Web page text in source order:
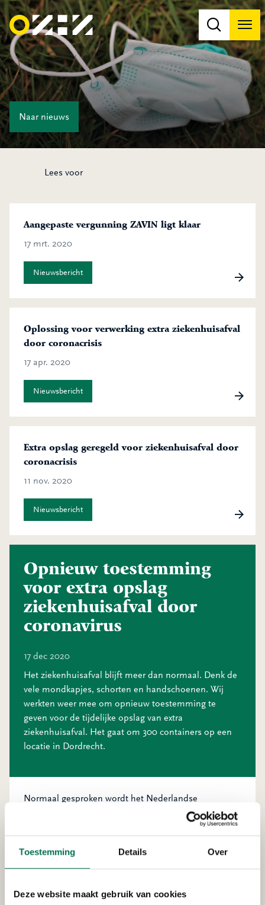
Toestemming Details Over
Deze website maakt gebruik van cookies
Naar nieuws
Lees voor
Aangepaste vergunning ZAVIN ligt klaar
17 mrt. 2020
Nieuwsbericht
Oplossing voor verwerking extra ziekenhuisafval
door coronacrisis
17 apr. 2020
Nieuwsbericht
Extra opslag geregeld voor ziekenhuisafval door
coronacrisis
11 nov. 2020
Nieuwsbericht
Opnieuw toestemming
voor extra opslag
ziekenhuisafval door
coronavirus
17 dec 2020
Het ziekenhuisafval blijft meer dan normaal. Denk de
vele mondkapjes, schorten en handschoenen. Wij
werkten weer mee om opnieuw toestemming te
geven voor de tijdelijke opslag van extra
ziekenhuisafval. Het gaat om 300 containers op een
locatie in Dordrecht.
Normaal gesproken wordt het Nederlandse
ziekenhuisafval grotendeels door Zavin in Dordrecht
verbrand. De rest wordt geëxporteerd naar een
afval. Daarnaast heeft België aangegeven geen
Nederlands afval meer te kunnen verwerken. Zij
verwerking van het Belgische ziekenhuisafval. Zavin